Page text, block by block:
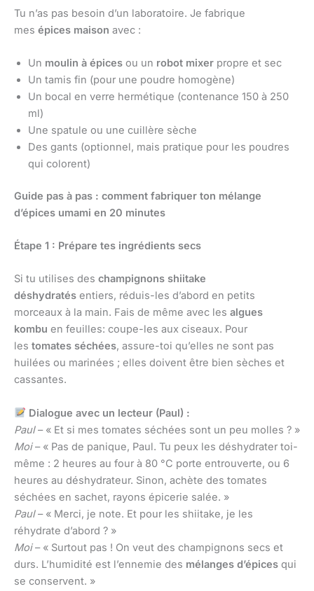
Tu n’as pas besoin d’un laboratoire. Je fabrique
mes épices maison avec :
Un moulin à épices ou un robot mixer propre et sec
Un tamis fin (pour une poudre homogène)
Un bocal en verre hermétique (contenance 150 à 250
ml)
Une spatule ou une cuillère sèche
Des gants (optionnel, mais pratique pour les poudres
qui colorent)
Guide pas à pas : comment fabriquer ton mélange
d’épices umami en 20 minutes
Étape 1 : Prépare tes ingrédients secs
Si tu utilises des champignons shiitake
déshydratés entiers, réduis-les d’abord en petits
morceaux à la main. Fais de même avec les algues
kombu en feuilles: coupe-les aux ciseaux. Pour
les tomates séchées, assure-toi qu’elles ne sont pas
huilées ou marinées ; elles doivent être bien sèches et
cassantes.
Dialogue avec un lecteur (Paul) :
Paul– « Et si mes tomates séchées sont un peu molles ? »
Moi– « Pas de panique, Paul. Tu peux les déshydrater toi-
même : 2 heures au four à 80 °C porte entrouverte, ou 6
heures au déshydrateur. Sinon, achète des tomates
séchées en sachet, rayons épicerie salée. »
Paul– « Merci, je note. Et pour les shiitake, je les
réhydrate d’abord ? »
Moi– « Surtout pas ! On veut des champignons secs et
durs. L’humidité est l’ennemie des mélanges d’épices qui
se conservent. »